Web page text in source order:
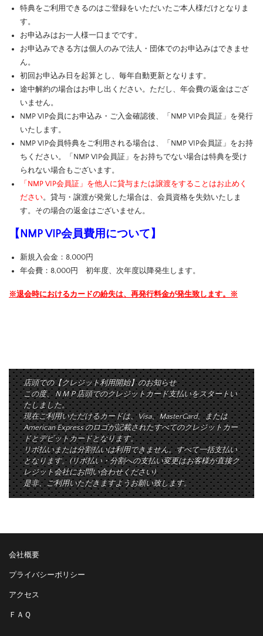
特典をご利用できるのはご登録をいただいたご本人様だけとなりま
す。
お申込みはお一人様一口までです。
お申込みできる方は個人のみで法人・団体でのお申込みはできませ
ん。
初回お申込み日を起算とし、毎年自動更新となります。
途中解約の場合はお申し出ください。ただし、年会費の返金はござ
いません。
NMP VIP会員にお申込み・ご入金確認後、「NMP VIP会員証」を発行
いたします。
NMP VIP会員特典をご利用される場合は、「NMP VIP会員証」をお持
ちください。「NMP VIP会員証」をお持ちでない場合は特典を受け
られない場合もございます。
「NMP VIP会員証」を他人に貸与または譲渡をすることはお止めく
ださい。貸与・譲渡が発覚した場合は、会員資格を失効いたしま
す。その場合の返金はございません。
【NMP VIP会員費用について】
新規入会金：8,000円
年会費：8,000円 初年度、次年度以降発生します。
※退会時におけるカードの紛失は、再発行料金が発生致します。※
店頭での【クレジット利用開始】のお知らせ
この度、ＮＭＰ店頭でのクレジットカード支払いをスタートい
たしました。
現在ご利用いただけるカードは、Visa、MasterCard、または
American Express のロゴが記載されたすべてのクレジットカー
ドとデビットカードとなります。
リボ払いまたは分割払いは利用できません。すべて一括支払い
となります。(リボ払い・分割への支払い変更はお客様が直接ク
レジット会社にお問い合わせください)
是非、ご利用いただきますようお願い致します。
会社概要
プライバシーポリシー
アクセス
ＦＡＱ